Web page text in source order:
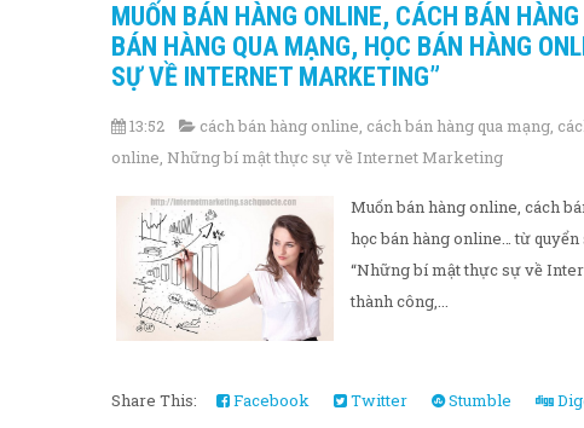
MUỐN BÁN HÀNG ONLINE, CÁCH BÁN
BÁN HÀNG QUA MẠNG, HỌC BÁN HÀNG
SỰ VỀ INTERNET MARKETING”
13:52 cách bán hàng online, cách bán hàng qua mạng,
online, Những bí mật thực sự về Internet Marketing
Muốn bán hàng online, cách
học bán hàng online… từ
“Những bí mật thực sự về
thành công,...
Share This: Facebook Twitter Stumble